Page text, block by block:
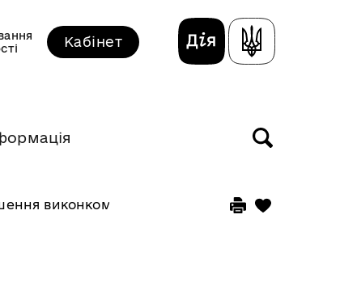
Кабінет
виконкому прийняті у березні 2026 року